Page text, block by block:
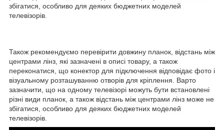
збігатися, особливо для деяких бюджетних моделей
телевізорів.
Також рекомендуємо перевірити довжину планок, відстань між
центрами лінз, які зазначені в описі товару, а також
переконатися, що конектор для підключення відповідає фото і
візуальному розташуванню отворів для кріплення. Варто
зазначити, що на одному телевізорі можуть бути встановлені
різні види планок, а також відстань між центрами лінз може не
збігатися, особливо для деяких бюджетних моделей
телевізорів.